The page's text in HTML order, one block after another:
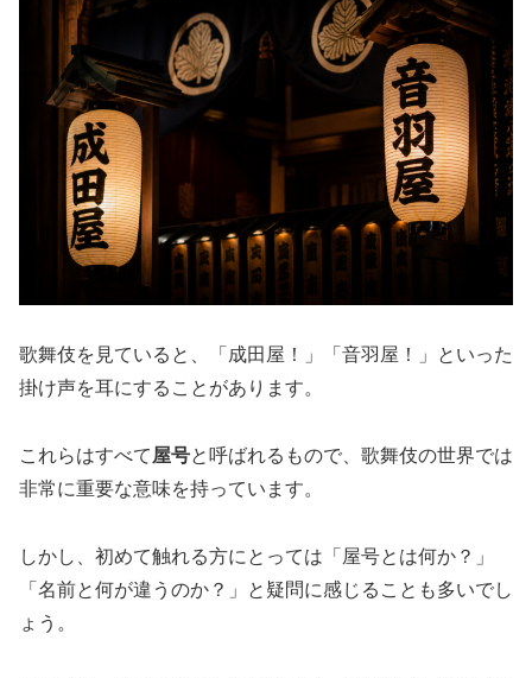
歌舞伎を見ていると、「成田屋！」「音羽屋！」といった
掛け声を耳にすることがあります。
これらはすべて屋号と呼ばれるもので、歌舞伎の世界では
非常に重要な意味を持っています。
しかし、初めて触れる方にとっては「屋号とは何か？」
「名前と何が違うのか？」と疑問に感じることも多いでし
ょう。